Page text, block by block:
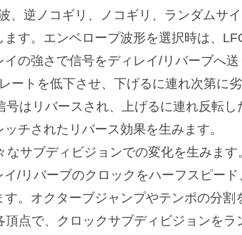
、逆ノコギリ、ノコギリ、ランダムサ
す。エンベロープ波形を選択時は、
の強さで信号をディレイ/リバーブへ送
ートを低下させ、下げるに連れ次第に
はリバースされ、上げるに連れ反転し
チされたリバース効果を生みます。
サブディビジョンでの変化を生みます
/リバーブのクロックをハーフスピード
。オクターブジャンプやテンポの分割
点で、クロックサブディビジョンをラ